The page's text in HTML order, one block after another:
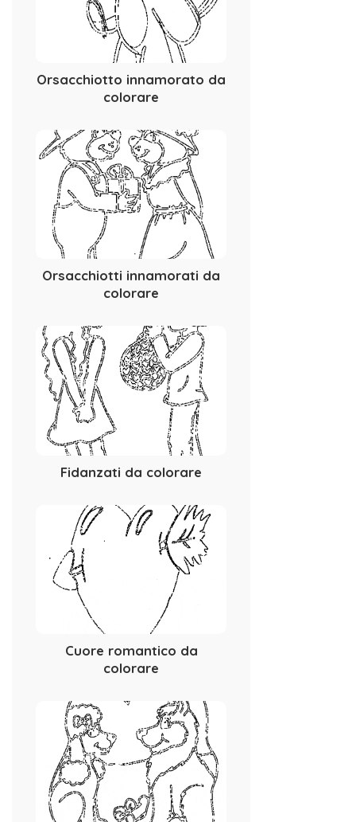
Orsacchiotto innamorato da
colorare
Orsacchiotti innamorati da
colorare
Fidanzati da colorare
Cuore romantico da
colorare